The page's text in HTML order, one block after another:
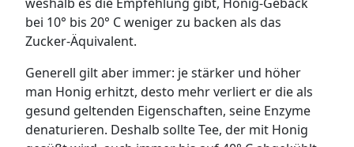
bei 10° bis 20° C weniger zu backen als das
Zucker-Äquivalent.
Generell gilt aber immer: je stärker und höher
man Honig erhitzt, desto mehr verliert er die als
gesund geltenden Eigenschaften, seine Enzyme
denaturieren. Deshalb sollte Tee, der mit Honig